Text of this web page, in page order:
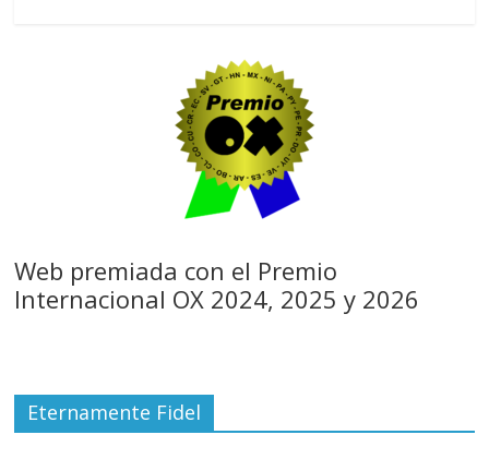
Web premiada con el Premio
Internacional OX 2024, 2025 y 2026
Eternamente Fidel